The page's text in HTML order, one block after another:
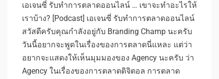
เอเจนซี่ รับทำการตลาดออนไลน์ … เขาจะทำอะไรให้
เราบ้าง? [Podcast] เอเจนซี่ รับทำการตลาดออนไลน์
สวัสดีครับคุณกำลังอยู่กับ Branding Champ นะครับ
วันนี้อยากจะพูดในเรื่องของการตลาดนี่แหละ แต่ว่า
อยากจะแสดงให้เห็นมุมมองของ Agency นะครับ ว่า
Agency ในเรื่องของการตลาดดิจิตอล การตลาด